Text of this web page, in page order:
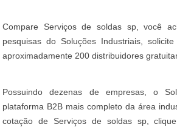
Compare Serviços de soldas sp, você
pesquisas do Soluções Industriais,
aproximadamente 200 distribuidores
Possuindo dezenas de empresas, o
plataforma B2B mais completo da área
cotação de Serviços de soldas sp,